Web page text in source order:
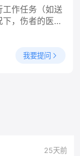
、医疗票据；
观察、减速注
例。 2. 责任
但机动车通过
认定。 3. 不
全责，你所有医
偿机动车修车
：交强险全额赔
录：和房东反
信/通话录音；
日内全额退还
诉并提起诉
区人民调解委
作任务（如送
，伤者的医药
你个人承担。
《中华人民共
第一款："用
明
的是无过错替
执行工作任务
，这是法律的强
我要提问
25天前